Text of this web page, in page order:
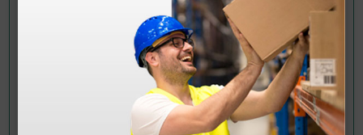
Envía ahora mismo tu pregunta a los colegas que ya
han adquirido este producto.